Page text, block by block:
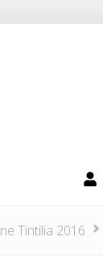
Tintilia 2016